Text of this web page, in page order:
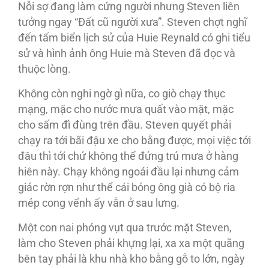
Nỗi sợ đang làm cứng người nhưng Steven liên
tưởng ngay “Đất cũ người xưa”. Steven chợt nghĩ
đến tấm biển lịch sử của Huie Reynald có ghi tiểu
sử và hình ảnh ông Huie mà Steven đã đọc và
thuộc lòng.
Không còn nghi ngờ gì nữa, co giò chạy thục
mạng, mặc cho nước mưa quất vào mặt, mặc
cho sấm đì đùng trên đầu. Steven quyết phải
chạy ra tới bãi đậu xe cho bằng được, mọi việc tới
đâu thì tới chứ không thể đứng trú mưa ở hàng
hiên này. Chạy không ngoái đầu lại nhưng cảm
giác rờn rợn như thể cái bóng ông già có bộ ria
mép cong vểnh ấy vẫn ở sau lưng.
Một con nai phóng vụt qua trước mặt Steven,
làm cho Steven phải khựng lại, xa xa một quãng
bên tay phải là khu nhà kho bằng gỗ to lớn, ngày